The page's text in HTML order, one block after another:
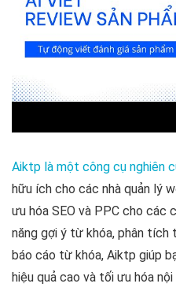
Aiktp là một công cụ nghiên
hữu ích cho các nhà quản lý
ưu hóa SEO và PPC cho các
năng gợi ý từ khóa, phân tích
báo cáo từ khóa, Aiktp giúp
hiệu quả cao và tối ưu hóa